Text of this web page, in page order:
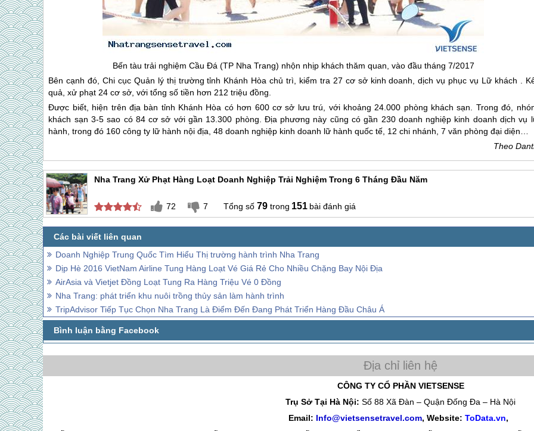
Bến tàu trải nghiệm Cầu Đá (TP Nha Trang) nhộn nhịp khách thăm quan, vào đầu tháng 7/2017
Bên cạnh đó, Chi cục Quản lý thị trường tỉnh Khánh Hòa chủ trì, kiểm tra 27 cơ sở kinh doanh, dịch vụ phục vụ Lữ khách .
quả, xử phạt 24 cơ sở, với tổng số tiền hơn 212 triệu đồng.
Được biết, hiện trên địa bàn tỉnh Khánh Hòa có hơn 600 cơ sở lưu trú, với khoảng 24.000 phòng khách sạn. Trong đó,
khách sạn 3-5 sao có 84 cơ sở với gần 13.300 phòng. Địa phương này cũng có gần 230 doanh nghiệp kinh doanh dịch vụ
hành, trong đó 160 công ty lữ hành nội địa, 48 doanh nghiệp kinh doanh lữ hành quốc tế, 12 chi nhánh, 7 văn phòng đại diện…
Theo
Nha Trang Xử Phạt Hàng Loạt Doanh Nghiệp Trải Nghiệm Trong 6 Tháng Đầu Năm
72 7 79 151 bài đánh giá
Doanh Nghiệp Trung Quốc Tìm Hiểu Thị trường hành trình Nha Trang
Dịp Hè 2016 VietNam Airline Tung Hàng Loạt Vé Giá Rẻ Cho Nhiều Chặng Bay Nội Địa
AirAsia và Vietjet Đồng Loạt Tung Ra Hàng Triệu Vé 0 Đồng
Nha Trang: phát triển khu nuôi trồng thủy sản làm hành trình
TripAdvisor Tiếp Tục Chọn Nha Trang Là Điểm Đến Đang Phát Triển Hàng Đầu Châu Á
CÔNG TY CỔ PHẦN VIETSENSE
Trụ Sở Tại Hà Nội: Số 88 Xã Đàn – Quận Đống Đa – Hà Nội
Email: Info@vietsensetravel.com, Website: ToData.vn,